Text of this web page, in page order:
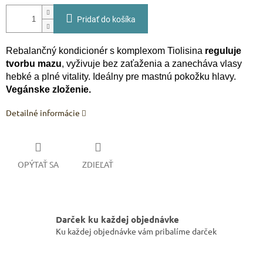
Pridať do košíka
Rebalančný kondicionér s komplexom Tiolisina reguluje
tvorbu mazu, vyživuje bez zaťaženia a zanecháva vlasy
hebké a plné vitality. Ideálny pre mastnú pokožku hlavy.
Vegánske zloženie.
Detailné informácie
OPÝTAŤ SA ZDIEĽAŤ
Darček ku každej objednávke
Ku každej objednávke vám pribalíme darček